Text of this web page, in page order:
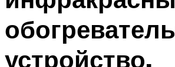
устройство,